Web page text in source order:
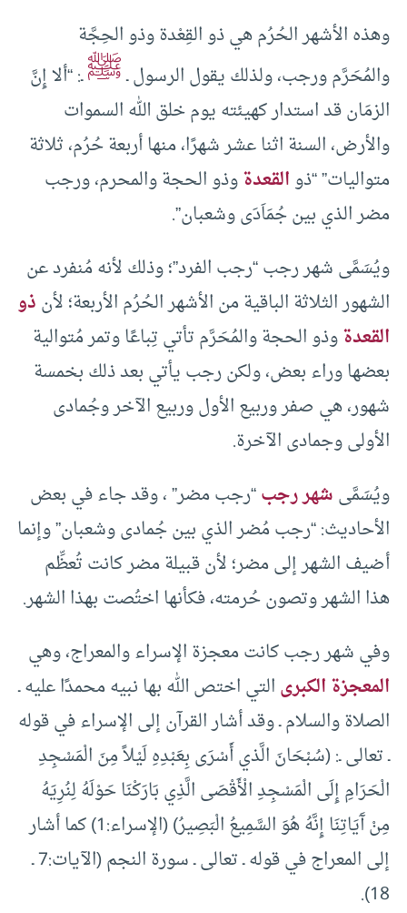
وهذه الأشهر الحُرُم هي ذو القِعْدة وذو الحِجَّة
والمُحَرَّم ورجب، ولذلك يقول الرسول ـﷺـ: “ألا إِنَّ
الزمَان قد استدار كهيئته يوم خلق الله السموات
والأرض، السنة اثنا عشر شهرًا، منها أربعة حُرُم، ثلاثة
متواليات” “ذوالقعدةوذو الحجة والمحرم، ورجب
مضر الذي بين جُمَاَدَى وشعبان”.
ويُسَمَّى شهر رجب “رجب الفرد”؛ وذلك لأنه مُنفرد عن
الشهور الثلاثة الباقية من الأشهر الحُرُم الأربعة؛ لأنذو
القعدةوذو الحجة والمُحَرَّم تأتي تِباعًا وتمر مُتوالية
بعضها وراء بعض، ولكن رجب يأتي بعد ذلك بخمسة
شهور، هي صفر وربيع الأول وربيع الآخر وجُمادى
الأولى وجمادى الآخرة.
ويُسَمَّىشهر رجب“رجب مضر” ، وقد جاء في بعض
الأحاديث: “رجب مُضر الذي بين جُمادى وشعبان” وإنما
أضيف الشهر إلى مضر؛ لأن قبيلة مضر كانت تُعظِّم
هذا الشهر وتصون حُرمته، فكأنها اختُصت بهذا الشهر.
وفي شهر رجب كانت معجزة الإسراء والمعراج، وهي
المعجزة الكبرىالتي اختص الله بها نبيه محمدًا عليه ـ
الصلاة والسلام ـ وقد أشار القرآن إلى الإسراء في قوله
ـ تعالى ـ: (سُبْحَانَ الَّذي أَسْرَى بِعَبْدِهِ لَيْلاً مِنَ الْمَسْجِدِ
الْحَرَامِ إِلَى الْمَسْجِدِ الْأَقْصَى الَّذِي بَارَكْنَا حَوْلَهُ لِنُرِيَهُ
مِنْ آَيَاتِنَا إِنَّهُ هُوَ السَّمِيعُ الْبَصِيرُ) (الإسراء:1) كما أشار
إلى المعراج في قوله ـ تعالى ـ سورة النجم (الآيات:7 ـ
18).